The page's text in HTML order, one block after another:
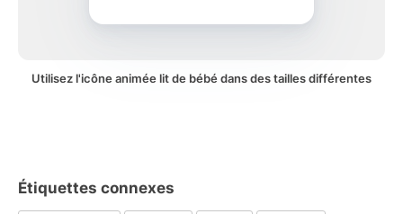
Utilisez l'icône animée lit de bébé dans des tailles différentes
Étiquettes connexes